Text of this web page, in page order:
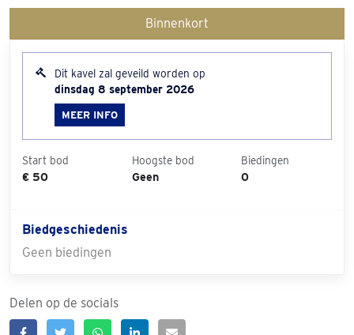
Binnenkort
Dit kavel zal geveild worden op
dinsdag 8 september 2026
MEER INFO
Start bod
€ 50
Hoogste bod
Geen
Biedingen
0
Biedgeschiedenis
Geen biedingen
Delen op de socials